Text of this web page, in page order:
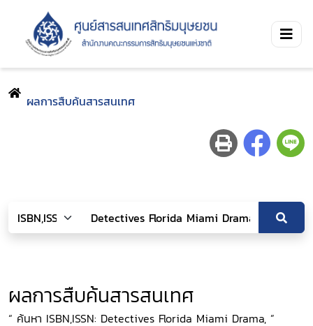
ผลการสืบค้นสารสนเทศ
ผลการสืบค้นสารสนเทศ
“ ค้นหา ISBN,ISSN: Detectives Florida Miami Drama, ”